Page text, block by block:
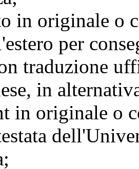
in originale o
per
traduzione
in
in originale o